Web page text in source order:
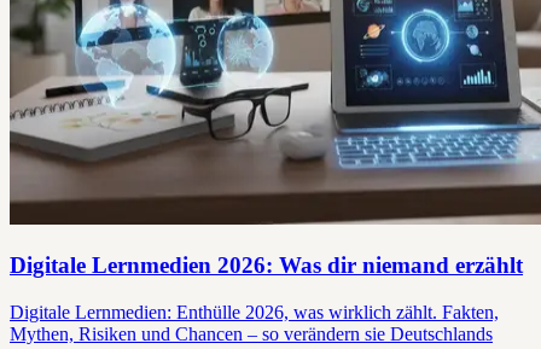
Digitale Lernmedien 2026: Was dir niemand erzählt
Digitale Lernmedien: Enthülle 2026, was wirklich zählt. Fakten,
Mythen, Risiken und Chancen – so verändern sie Deutschlands